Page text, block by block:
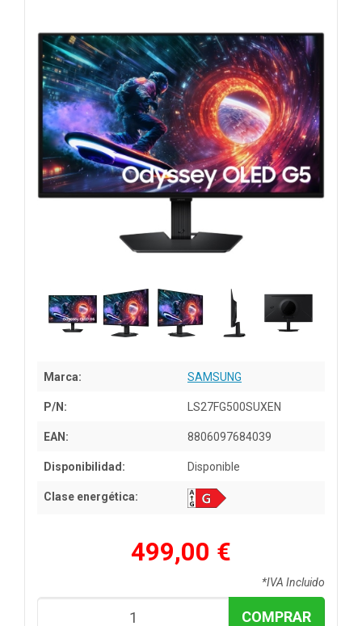
Marca: SAMSUNG
P/N: LS27FG500SUXEN
EAN: 8806097684039
Disponibilidad: Disponible
Clase energética:
499,00 €
*IVA Incluido
COMPRAR